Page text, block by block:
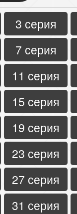
3 серия
7 серия
11 серия
15 серия
19 серия
23 серия
27 серия
31 серия